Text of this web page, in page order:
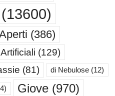
(13600)
(386)
Artificiali (129)
(81) di Nebulose (12)
Giove (970)